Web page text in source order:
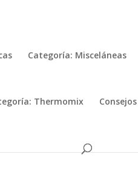
Categoría: Misceláneas
Thermomix